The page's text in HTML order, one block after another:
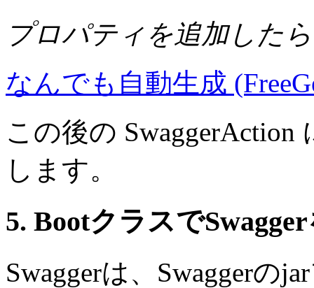
プロパティを追加した
なんでも自動生成
この後の
します。
5. Bootクラスで
Swaggerは、Swaggerの